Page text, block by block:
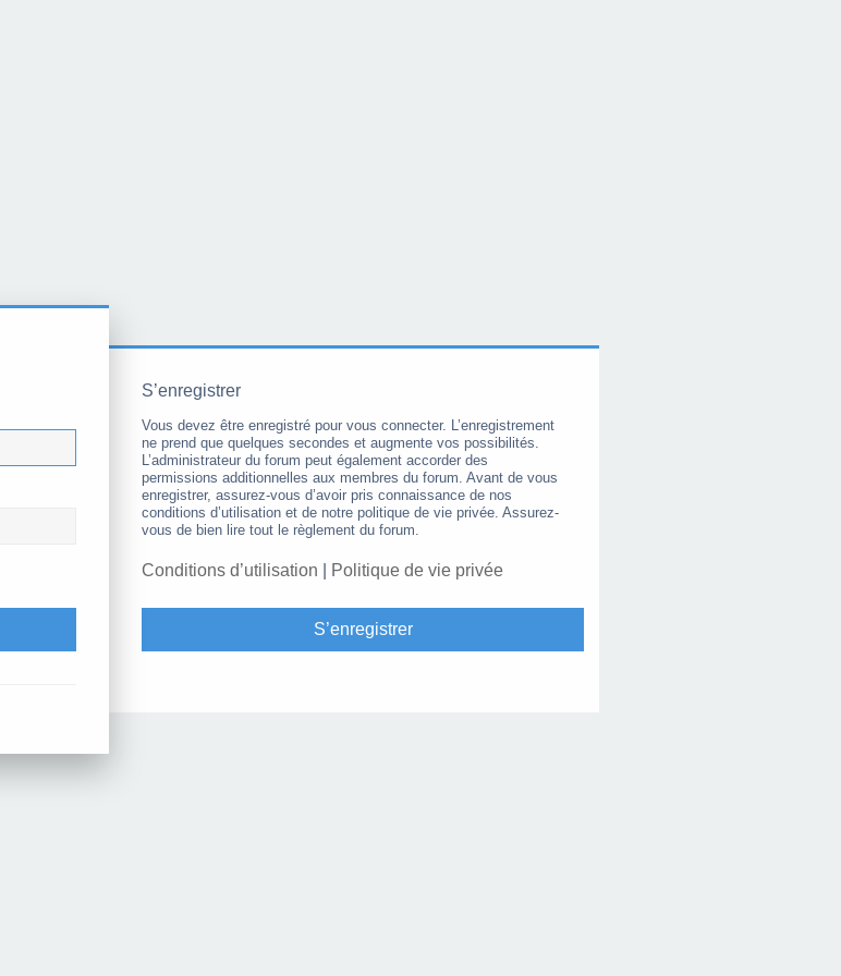
S’enregistrer
Vous devez être enregistré pour vous connecter. L’enregistrement
ne prend que quelques secondes et augmente vos possibilités.
L’administrateur du forum peut également accorder des
permissions additionnelles aux membres du forum. Avant de vous
enregistrer, assurez-vous d’avoir pris connaissance de nos
conditions d’utilisation et de notre politique de vie privée. Assurez-
vous de bien lire tout le règlement du forum.
Conditions d’utilisation Politique de vie privée
S’enregistrer